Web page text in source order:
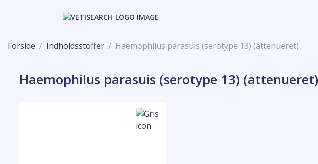
Forside Indholdsstoffer Haemophilus parasuis (serotype 13) (attenueret)
Haemophilus parasuis (serotype 13) (attenueret)